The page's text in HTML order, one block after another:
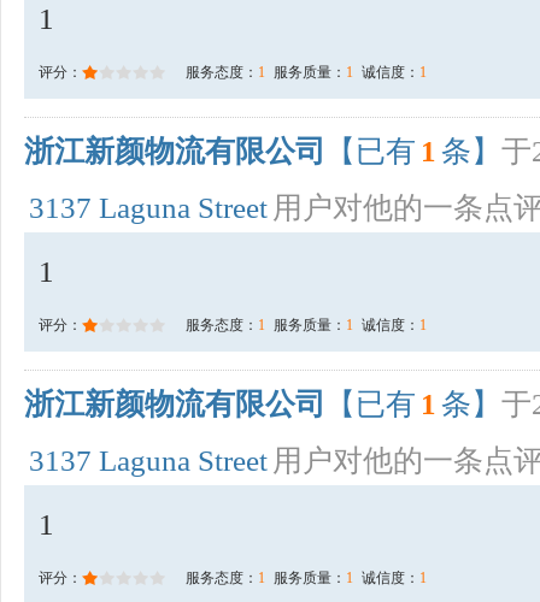
1
评分： 服务态度： 1 服务质量： 1 诚信度： 1
浙江新颜物流有限公司 【已有 1 条】 于
3137 Laguna Street 用户对他的一条点
1
评分： 服务态度： 1 服务质量： 1 诚信度： 1
浙江新颜物流有限公司 【已有 1 条】 于
3137 Laguna Street 用户对他的一条点
1
评分： 服务态度： 1 服务质量： 1 诚信度： 1